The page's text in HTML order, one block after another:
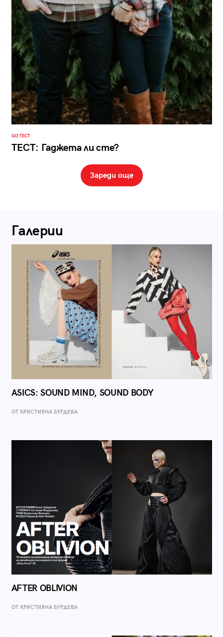
GO ТЕСТ
ТЕСТ: Гаджета ли сте?
Зареди още
Галерии
ASICS: SOUND MIND, SOUND BODY
ОТ КРИСТИЯНА БУРДЕВА
AFTER OBLIVION
ОТ КРИСТИЯНА БУРДЕВА